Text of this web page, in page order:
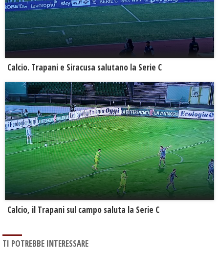
Calcio. Trapani e Siracusa salutano la Serie C
Calcio, il Trapani sul campo saluta la Serie C
TI POTREBBE INTERESSARE